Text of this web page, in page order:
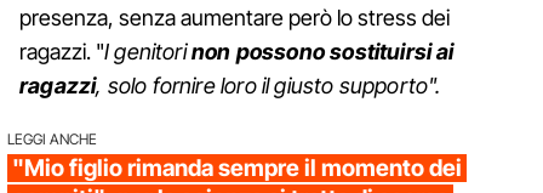
presenza, senza aumentare però lo stress dei
ragazzi. "I genitorinon possono sostituirsi ai
ragazzi, solo fornire loro il giusto supporto".
LEGGI ANCHE
"Mio figlio rimanda sempre il momento dei